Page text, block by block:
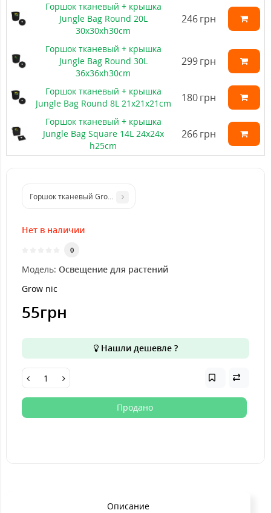
Горшок тканевый + крышка
Jungle Bag Round 20L
30x30xh30cm
246грн
Горшок тканевый + крышка
Jungle Bag Round 30L
36x36xh30cm
299грн
Горшок тканевый + крышка
Jungle Bag Round 8L 21x21x21cm
180грн
Горшок тканевый + крышка
Jungle Bag Square 14L 24x24x
h25cm
266грн
Горшок тканевый Grow nic 5L
Нет в наличии
0
Модель: Освещение для растений
Grow nic
55грн
Нашли дешевле ?
Продано
Описание